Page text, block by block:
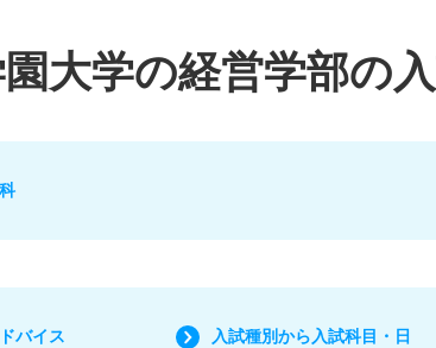
大学の経営学部の
バイス
入試種別から入試科目・日